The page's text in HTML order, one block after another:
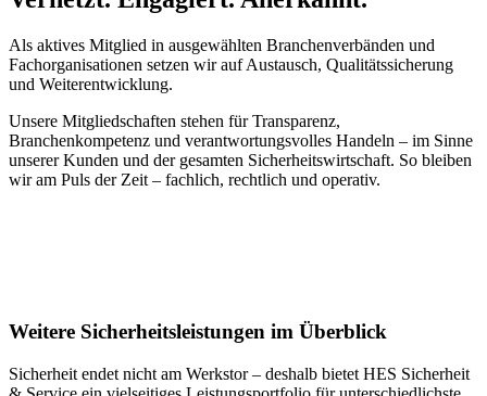
frühzeitig erkennen und verhindern. Zudem schrecken unsere
aus Alarmanlage und Revierdienst ist die optimale Lösung für Ihre
Sicherheit.
Als aktives Mitglied in ausgewählten Branchenverbänden und
Fachorganisationen setzen wir auf Austausch, Qualitätssicherung
und Weiterentwicklung.
Unsere Mitgliedschaften stehen für Transparenz,
Branchenkompetenz und verantwortungsvolles Handeln – im Sinne
unserer Kunden und der gesamten Sicherheitswirtschaft. So bleiben
wir am Puls der Zeit – fachlich, rechtlich und operativ.
Weitere Sicherheitsleistungen im Überblick
Sicherheit endet nicht am Werkstor – deshalb bietet HES Sicherheit